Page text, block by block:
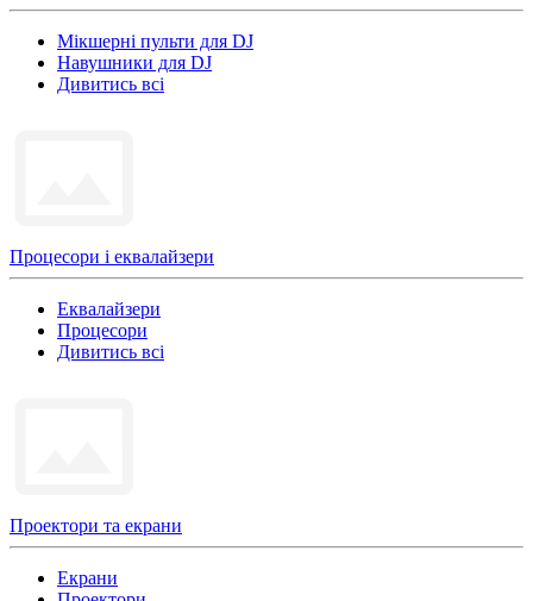
Мікшерні пульти для DJ
Навушники для DJ
Дивитись всі
Процесори і еквалайзери
Еквалайзери
Процесори
Дивитись всі
Проектори та екрани
Екрани